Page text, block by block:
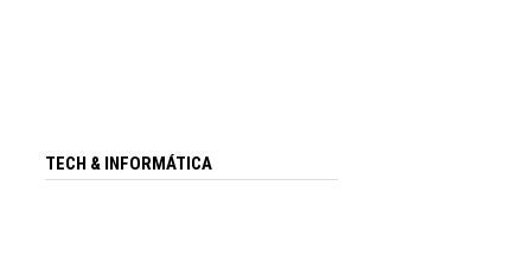
TECH & INFORMÁTICA